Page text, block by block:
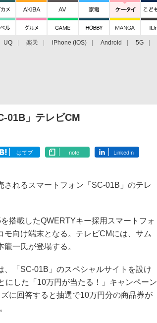
UQ 楽天 iPhone (iOS) Android 5G
01B」テレビCM
はてブ note LinkedIn
れるスマートフォン「SC-01B」のテレ
搭載したQWERTYキー採用スマートフォ
向け端末となる。テレビCMには、サム
一氏が登場する。
「SC-01B」のスペシャルサイトを設け
にした「10万円が当たる！」キャンペーン
に回答すると抽選で10万円分の商品券が